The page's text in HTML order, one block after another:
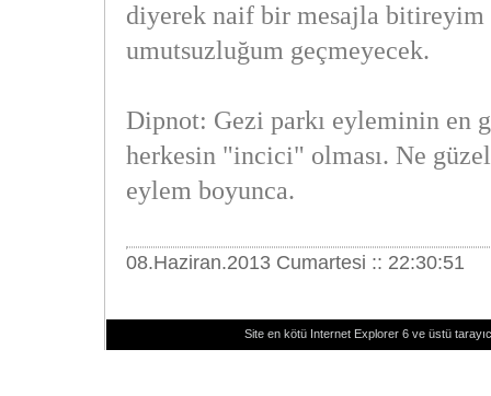
diyerek naif bir mesajla bitireyim
umutsuzluğum geçmeyecek.
Dipnot: Gezi parkı eyleminin en
herkesin "incici" olması. Ne
eylem boyunca.
08.Haziran.2013 Cumartesi :: 22:30:51
Site en kötü Internet Explorer 6 ve üstü